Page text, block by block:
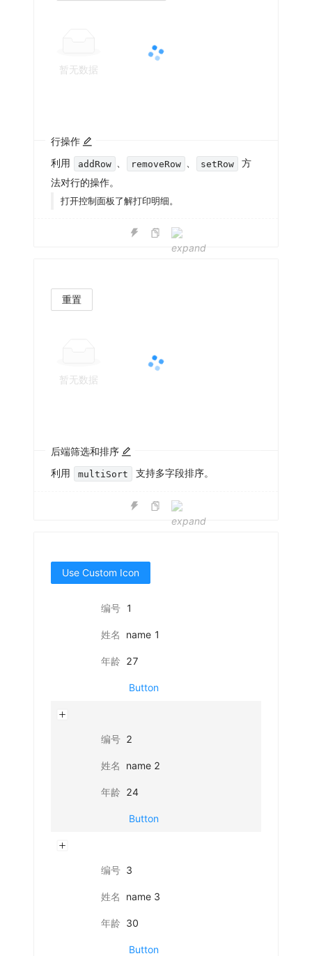
暂无数据
行操作
利用
addRow removeRow setRow
方
法对行的操作。
打开控制面板了解打印明细。
重置
暂无数据
后端筛选和排序
利用
multiSort 支持多字段排序。
Use Custom Icon
编号 1
姓名 name 1
年龄 27
Button
编号 2
姓名 name 2
年龄 24
Button
编号 3
姓名 name 3
年龄 30
Button